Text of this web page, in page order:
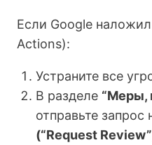
Если Google наложил
Actions):
Устраните все
В разделе “Меры,
отправьте
(“Request